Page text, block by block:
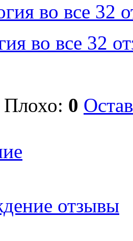
во все 32
Плохо: 0
отзывы